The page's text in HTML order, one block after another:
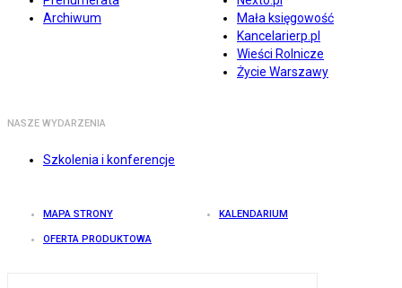
Archiwum
Mała księgowość
Kancelarierp.pl
Wieści Rolnicze
Życie Warszawy
NASZE WYDARZENIA
Szkolenia i konferencje
MAPA STRONY KALENDARIUM
OFERTA PRODUKTOWA